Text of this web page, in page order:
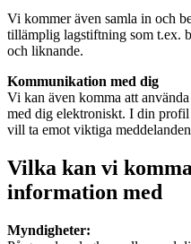
Vi kommer även samla in och
tillämplig lagstiftning som t.ex.
och liknande.
Kommunikation med dig
Vi kan även komma att
med dig elektroniskt. I din
vill ta emot viktiga
Vilka kan vi
information med
Myndigheter: